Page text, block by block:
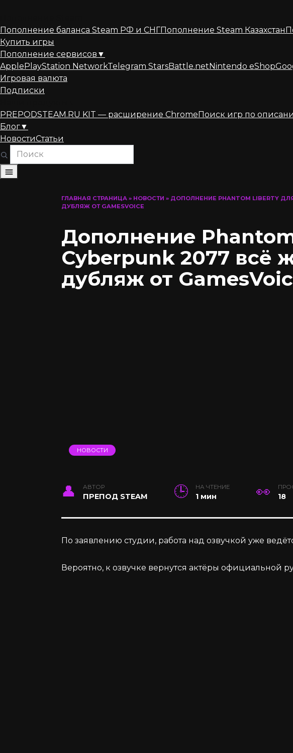
содержанию
Пополнение баланса Steam РФ и СНГПополнение Steam Казахстан
Купить игры
Пополнение сервисов ▼
ApplePlayStation NetworkTelegram StarsBattle.netNintendo eShop
Игровая валюта
Подписки
PREPODSTEAM.RU KIT — расширение ChromeПоиск игр по
Блог▼
НовостиСтатьи
ГЛАВНАЯ СТРАНИЦА » НОВОСТИ » ДОПОЛНЕНИЕ PHANTOM LIBERTY
ДУБЛЯЖ ОТ GAMESVOICE
Дополнение
Cyberpunk 2077 всё
дубляж от
НОВОСТИ
АВТОР
ПРЕПОД STEAM
НА ЧТЕНИЕ
1 мин 18
По заявлению студии, работа над озвучкой уже
Вероятно, к озвучке вернутся актёры официальной